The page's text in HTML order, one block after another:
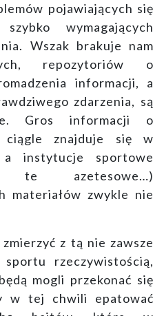
pojawiających się
wymagających
Wszak brakuje nam
repozytoriów o
informacji, a
zdarzenia, są
Gros informacji o
ciągle znajduje się w
instytucje sportowe
te azetesowe…)
materiałów zwykle nie
z tą nie zawsze
rzeczywistością,
mogli przekonać się
w tej chwili epatować